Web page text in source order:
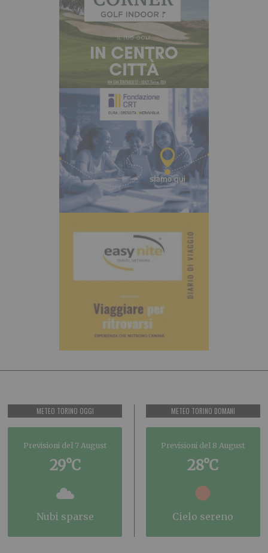
METEO TORINO OGGI
Previsioni del 7 August
29°C
nubi sparse
METEO TORINO DOMANI
Previsioni del 8 August
28°C
cielo sereno